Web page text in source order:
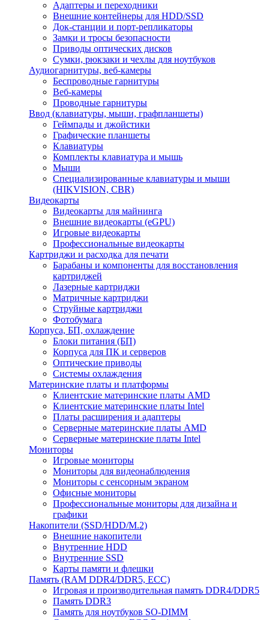
Адаптеры и переходники
Внешние контейнеры для HDD/SSD
Док-станции и порт-репликаторы
Замки и тросы безопасности
Приводы оптических дисков
Сумки, рюкзаки и чехлы для ноутбуков
Аудиогарнитуры, веб-камеры
Беспроводные гарнитуры
Веб-камеры
Проводные гарнитуры
Ввод (клавиатуры, мыши, графпланшеты)
Геймпады и джойстики
Графические планшеты
Клавиатуры
Комплекты клавиатура и мышь
Мыши
Специализированные клавиатуры и мыши
(HIKVISION, CBR)
Видеокарты
Видеокарты для майнинга
Внешние видеокарты (eGPU)
Игровые видеокарты
Профессиональные видеокарты
Картриджи и расходка для печати
Барабаны и компоненты для восстановления
картриджей
Лазерные картриджи
Матричные картриджи
Струйные картриджи
Фотобумага
Корпуса, БП, охлаждение
Блоки питания (БП)
Корпуса для ПК и серверов
Оптические приводы
Системы охлаждения
Материнские платы и платформы
Клиентские материнские платы AMD
Клиентские материнские платы Intel
Платы расширения и адаптеры
Серверные материнские платы AMD
Серверные материнские платы Intel
Мониторы
Игровые мониторы
Мониторы для видеонаблюдения
Мониторы с сенсорным экраном
Офисные мониторы
Профессиональные мониторы для дизайна и
графики
Накопители (SSD/HDD/M.2)
Внешние накопители
Внутренние HDD
Внутренние SSD
Карты памяти и флешки
Память (RAM DDR4/DDR5, ECC)
Игровая и производительная память DDR4/DDR5
Память DDR3
Память для ноутбуков SO-DIMM